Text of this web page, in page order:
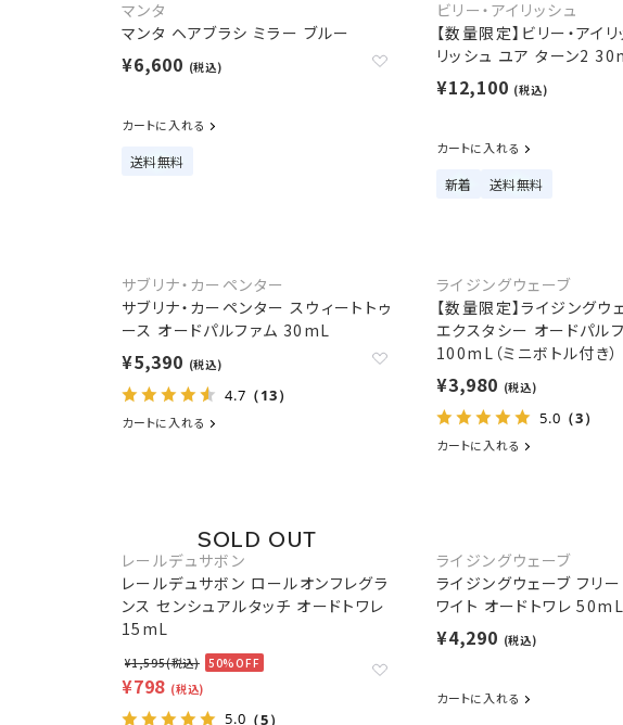
マンタ
マンタ ヘアブラシ ミラー ブルー
¥6,600 (税込)
カートに入れる
送料無料
ビリー・アイリッシュ
【数量限定】ビリー・アイ
リッシュ ユア ターン2
¥12,100 (税込)
カートに入れる
新着 送料無料
サブリナ・カーペンター
サブリナ・カーペンター スウィートトゥ
ース オードパルファム 30mL
¥5,390 (税込)
4.7 （13）
カートに入れる
ライジングウェーブ
【数量限定】ライジングウ
エクスタシー オードパル
100mL（ミニボトル付き）
¥3,980 (税込)
5.0 （3）
カートに入れる
レールデュサボン
レールデュサボン ロールオンフレグラ
ンス センシュアルタッチ オードトワレ
15mL
¥1,595(税込) 50%OFF
¥798 (税込)
5.0 （5）
ライジングウェーブ
ライジングウェーブ フリ
ワイト オードトワレ 50mL
¥4,290 (税込)
カートに入れる